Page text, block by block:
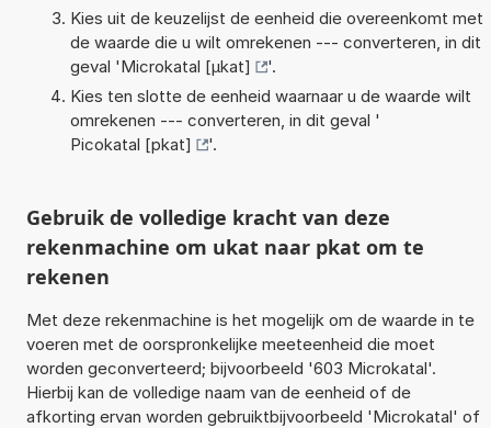
Kies uit de keuzelijst de eenheid die overeenkomt met
de waarde die u wilt omrekenen --- converteren, in dit
geval 'Microkatal [µkat]
'.
Kies ten slotte de eenheid waarnaar u de waarde wilt
omrekenen --- converteren, in dit geval '
Picokatal [pkat]
'.
Gebruik de volledige kracht van deze
rekenmachine om ukat naar pkat om te
rekenen
Met deze rekenmachine is het mogelijk om de waarde in te
voeren met de oorspronkelijke meeteenheid die moet
worden geconverteerd; bijvoorbeeld '603 Microkatal'.
Hierbij kan de volledige naam van de eenheid of de
afkorting ervan worden gebruiktbijvoorbeeld 'Microkatal' of